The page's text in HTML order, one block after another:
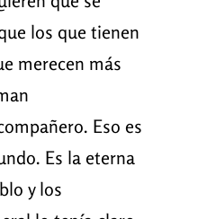
los que tienen
merecen más
Eso es
Es la eterna
y los